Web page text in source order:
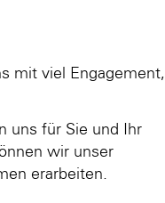
mit viel Engagement,
uns für Sie und Ihr
wir unser
erarbeiten.